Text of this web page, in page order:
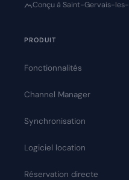
Conçu à Saint-Gervais-
PRODUIT
Fonctionnalités
Channel Manager
Synchronisation
Logiciel location
Réservation directe